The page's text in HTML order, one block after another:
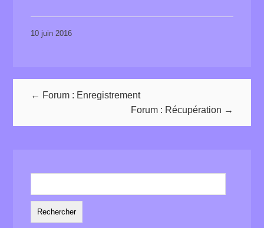
10 juin 2016
← Forum : Enregistrement
Forum : Récupération →